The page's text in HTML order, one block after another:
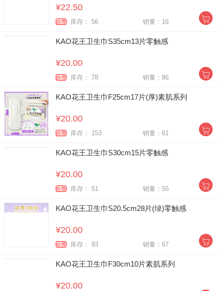
¥22.50
自营 库存： 56 销量：16
KAO花王卫生巾S35cm13片零触感
¥20.00
自营 库存： 78 销量：86
KAO花王卫生巾F25cm17片(厚)素肌系列
¥20.00
自营 库存： 153 销量：61
KAO花王卫生巾S30cm15片零触感
¥20.00
自营 库存： 51 销量：55
KAO花王卫生巾S20.5cm28片(绿)零触感
¥20.00
自营 库存： 93 销量：67
KAO花王卫生巾F30cm10片素肌系列
¥20.00